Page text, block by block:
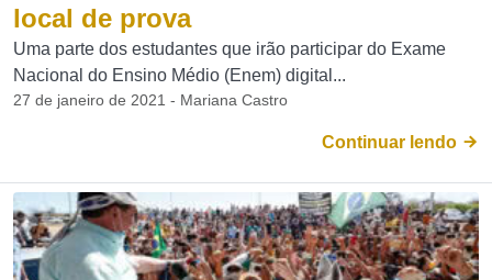
local de prova
Uma parte dos estudantes que irão participar do Exame
Nacional do Ensino Médio (Enem) digital...
27 de janeiro de 2021 - Mariana Castro
Continuar lendo